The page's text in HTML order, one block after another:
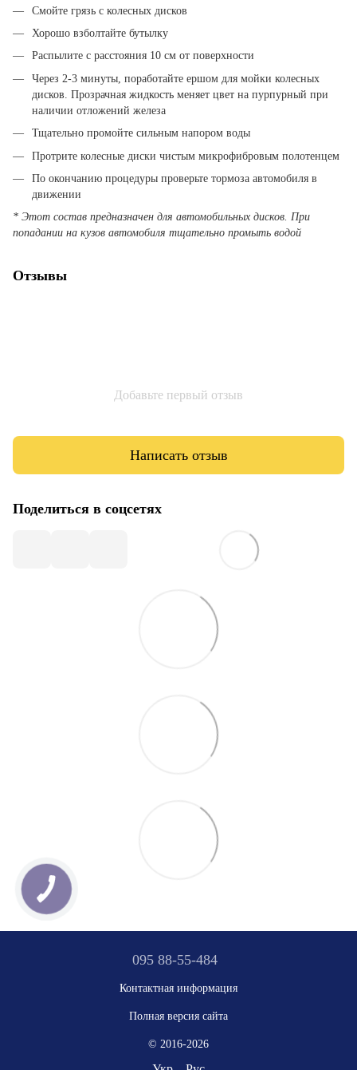
Смойте грязь с колесных дисков
Хорошо взболтайте бутылку
Распылите с расстояния 10 см от поверхности
Через 2-3 минуты, поработайте ершом для мойки колесных
дисков. Прозрачная жидкость меняет цвет на пурпурный при
наличии отложений железа
Тщательно промойте сильным напором воды
Протрите колесные диски чистым микрофибровым полотенцем
По окончанию процедуры проверьте тормоза автомобиля в
движении
* Этот состав предназначен для автомобильных дисков. При
попадании на кузов автомобиля тщательно промыть водой
Отзывы
Добавьте первый отзыв
Написать отзыв
Поделиться в соцсетях
095 88-55-484
Контактная информация
Полная версия сайта
© 2016-2026